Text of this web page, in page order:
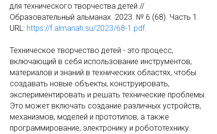
для технического творчества детей //
Образовательный альманах. 2023. № 6 (68). Часть 1.
URL: https://f.almanah.su/2023/68-1.pdf.
Техническое творчество детей - это процесс,
включающий в себя использование инструментов,
материалов и знаний в технических областях, чтобы
создавать новые объекты, конструировать,
экспериментировать и решать технические проблемы.
Это может включать создание различных устройств,
механизмов, моделей и прототипов, а также
программирование, электронику и робототехнику.